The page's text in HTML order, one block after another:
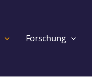
Forschung